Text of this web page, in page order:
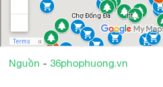
Nguồn - 36phophuong.vn